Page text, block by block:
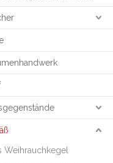
Weihrauchkegel